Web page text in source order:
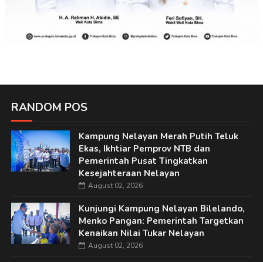
RANDOM POS
Kampung Nelayan Merah Putih Teluk
Ekas, Ikhtiar Pemprov NTB dan
Pemerintah Pusat Tingkatkan
Kesejahteraan Nelayan
August 02, 2026
Kunjungi Kampung Nelayan Bilelando,
Menko Pangan: Pemerintah Targetkan
Kenaikan Nilai Tukar Nelayan
August 02, 2026